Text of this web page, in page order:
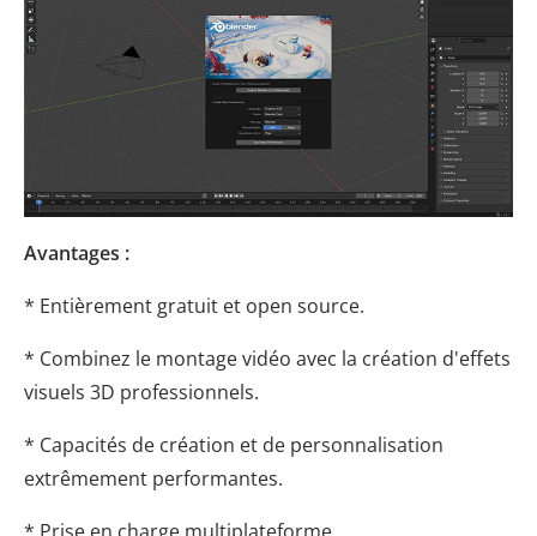
Avantages :
* Entièrement gratuit et open source.
* Combinez le montage vidéo avec la création d'effets
visuels 3D professionnels.
* Capacités de création et de personnalisation
extrêmement performantes.